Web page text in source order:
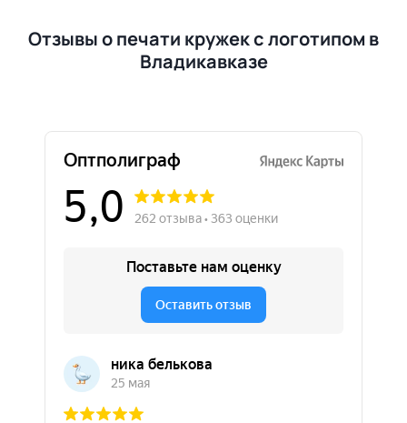
Отзывы о печати кружек с логотипом в
Владикавказе